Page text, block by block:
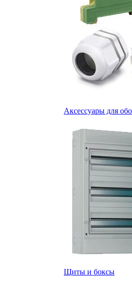
Аксессуары для
Щиты и боксы